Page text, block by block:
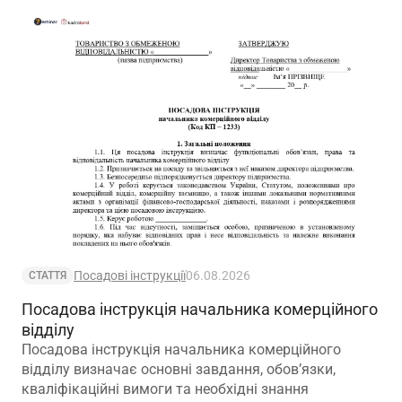
СТАТТЯ Посадові інструкції06.08.2026
Посадова інструкція начальника комерційного
відділу
Посадова інструкція начальника комерційного
відділу визначає основні завдання, обов’язки,
кваліфікаційні вимоги та необхідні знання